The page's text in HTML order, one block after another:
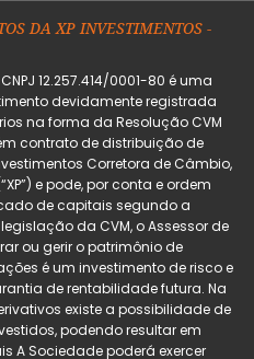
DA XP INVESTIMENTOS -
12.257.414/0001-80 é uma
devidamente registrada
na forma da Resolução CVM
contrato de distribuição de
Corretora de Câmbio,
e pode, por conta e ordem
de capitais segundo a
da CVM, o Assessor de
ou gerir o patrimônio de
é um investimento de risco e
de rentabilidade futura. Na
existe a possibilidade de
podendo resultar em
A Sociedade poderá exercer